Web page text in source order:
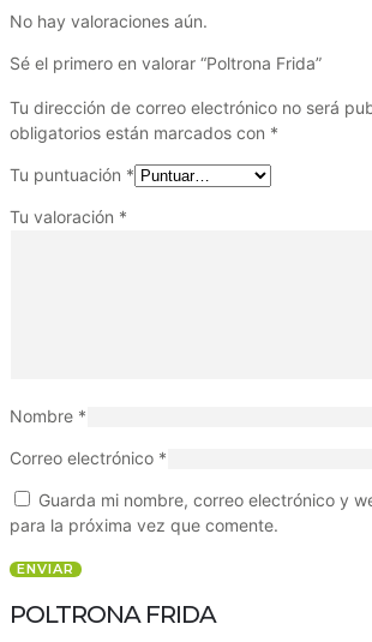
No hay valoraciones aún.
Sé el primero en valorar “Poltrona Frida”
Tu dirección de correo electrónico no será
obligatorios están marcados con *
Tu puntuación *
Tu valoración *
Nombre *
Correo electrónico *
Guarda mi nombre, correo electrónico y
para la próxima vez que comente.
POLTRONA FRIDA